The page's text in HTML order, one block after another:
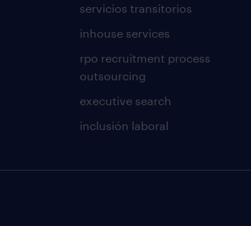
servicios transitorios
inhouse services
rpo recruitment process
outsourcing
executive search
inclusión laboral